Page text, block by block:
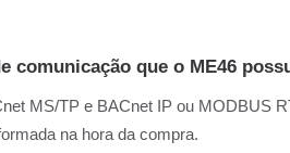
comunicação que o ME46
MS/TP e BACnet IP ou MODBUS
na hora da compra.